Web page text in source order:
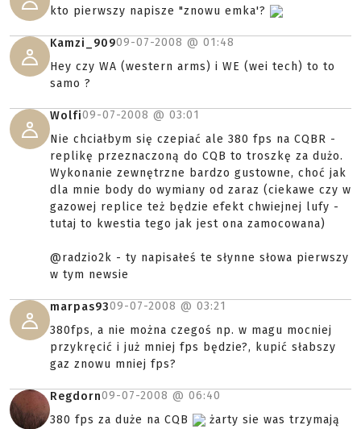
kto pierwszy napisze "znowu emka'?
Kamzi_90909-07-2008 @ 01:48
Hey czy WA (western arms) i WE (wei tech) to to
samo ?
Wolfi09-07-2008 @ 03:01
Nie chciałbym się czepiać ale 380 fps na CQBR -
replikę przeznaczoną do CQB to troszkę za dużo.
Wykonanie zewnętrzne bardzo gustowne, choć jak
dla mnie body do wymiany od zaraz (ciekawe czy w
gazowej replice też będzie efekt chwiejnej lufy -
tutaj to kwestia tego jak jest ona zamocowana)
@radzio2k - ty napisałeś te słynne słowa pierwszy
w tym newsie
marpas9309-07-2008 @ 03:21
380fps, a nie można czegoś np. w magu mocniej
przykręcić i już mniej fps będzie?, kupić słabszy
gaz znowu mniej fps?
Regdorn09-07-2008 @ 06:40
380 fps za duże na CQB
żarty sie was trzymają